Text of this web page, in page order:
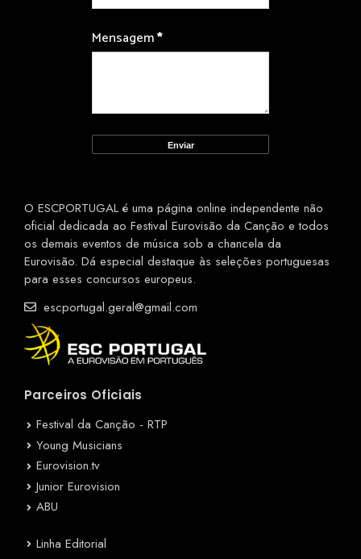
Mensagem*
O ESCPORTUGAL é uma página online independente não
oficial dedicada ao Festival Eurovisão da Canção e todos
os demais eventos de música sob a chancela da
Eurovisão. Dá especial destaque às seleções portuguesas
para esses concursos europeus.
escportugal.geral@gmail.com
Parceiros Oficiais
Festival da Canção - RTP
Young Musicians
Eurovision.tv
Junior Eurovision
ABU
Linha Editorial